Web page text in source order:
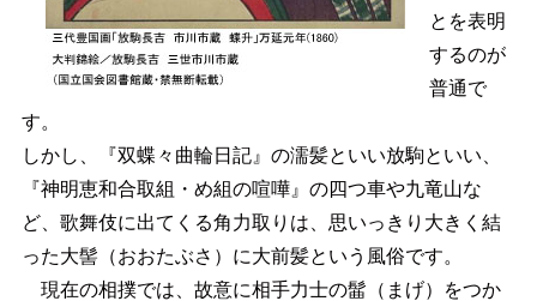
とを表明
するのが
普通で
す。
しかし、『双蝶々曲輪日記』の濡髪といい放駒といい、
『神明恵和合取組・め組の喧嘩』の四つ車や九竜山な
ど、歌舞伎に出てくる角力取りは、思いっきり大きく結
った大髻（おおたぶさ）に大前髪という風俗です。
現在の相撲では、故意に相手力士の髷（まげ）をつか